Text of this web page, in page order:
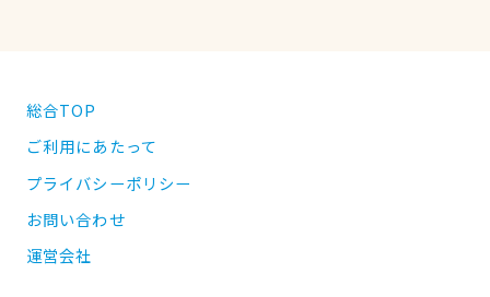
総合TOP
ご利用にあたって
プライバシーポリシー
お問い合わせ
運営会社